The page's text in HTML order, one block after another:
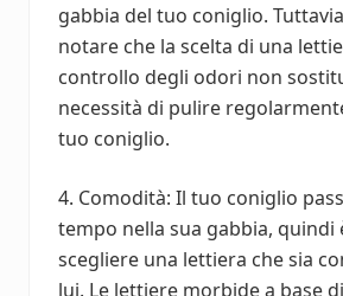
gabbia del tuo coniglio.
notare che la scelta di una
controllo degli odori non
necessità di pulire
tuo coniglio.
4. Comodità: Il tuo coniglio
tempo nella sua gabbia,
scegliere una lettiera che sia
lui. Le lettiere morbide a base